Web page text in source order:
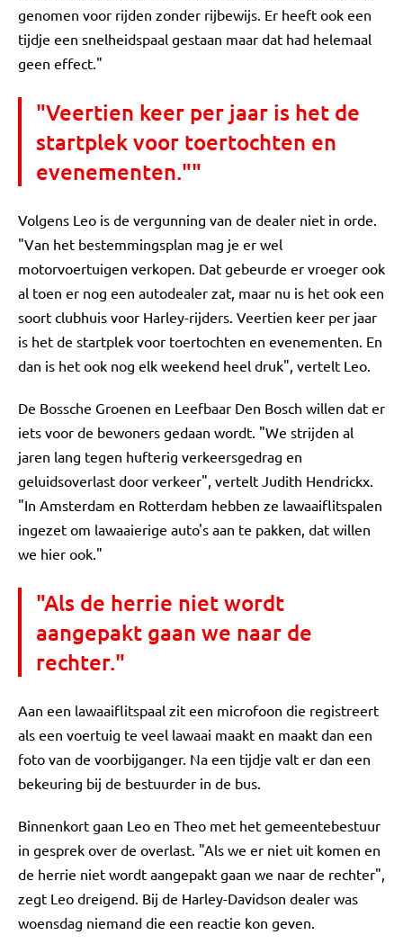
genomen voor rijden zonder rijbewijs. Er heeft ook een
tijdje een snelheidspaal gestaan maar dat had helemaal
geen effect."
"Veertien keer per jaar is het de
startplek voor toertochten en
evenementen.""
Volgens Leo is de vergunning van de dealer niet in orde.
"Van het bestemmingsplan mag je er wel
motorvoertuigen verkopen. Dat gebeurde er vroeger ook
al toen er nog een autodealer zat, maar nu is het ook een
soort clubhuis voor Harley-rijders. Veertien keer per jaar
is het de startplek voor toertochten en evenementen. En
dan is het ook nog elk weekend heel druk", vertelt Leo.
De Bossche Groenen en Leefbaar Den Bosch willen dat er
iets voor de bewoners gedaan wordt. "We strijden al
jaren lang tegen hufterig verkeersgedrag en
geluidsoverlast door verkeer", vertelt Judith Hendrickx.
"In Amsterdam en Rotterdam hebben ze lawaaiflitspalen
ingezet om lawaaierige auto's aan te pakken, dat willen
we hier ook."
"Als de herrie niet wordt
aangepakt gaan we naar de
rechter."
Aan een lawaaiflitspaal zit een microfoon die registreert
als een voertuig te veel lawaai maakt en maakt dan een
foto van de voorbijganger. Na een tijdje valt er dan een
bekeuring bij de bestuurder in de bus.
Binnenkort gaan Leo en Theo met het gemeentebestuur
in gesprek over de overlast. "Als we er niet uit komen en
de herrie niet wordt aangepakt gaan we naar de rechter",
zegt Leo dreigend. Bij de Harley-Davidson dealer was
woensdag niemand die een reactie kon geven.